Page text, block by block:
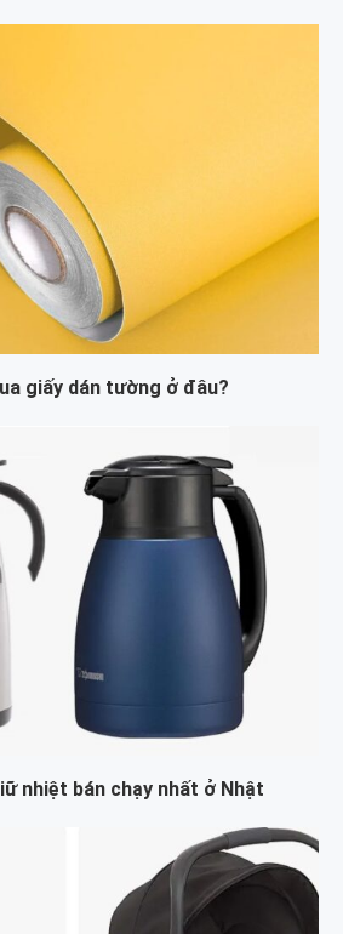
giấy dán tường ở đâu?
nhiệt bán chạy nhất ở Nhật